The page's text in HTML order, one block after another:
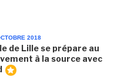
2018
de Lille se prépare au
à la source avec